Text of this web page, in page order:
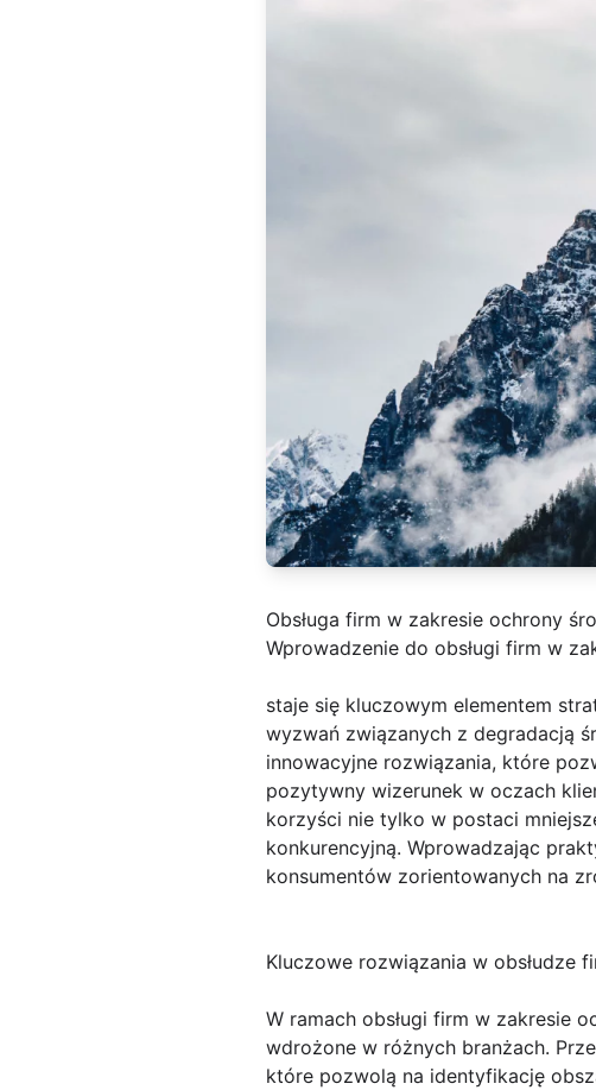
Obsługa firm w zakresie ochrony
Wprowadzenie do obsługi firm w
staje się kluczowym elementem
wyzwań związanych z degradacją
innowacyjne rozwiązania, które
pozytywny wizerunek w oczach
korzyści nie tylko w postaci
konkurencyjną. Wprowadzając
konsumentów zorientowanych na
Kluczowe rozwiązania w obsłudze
W ramach obsługi firm w zakresie
wdrożone w różnych branżach.
które pozwolą na identyfikację